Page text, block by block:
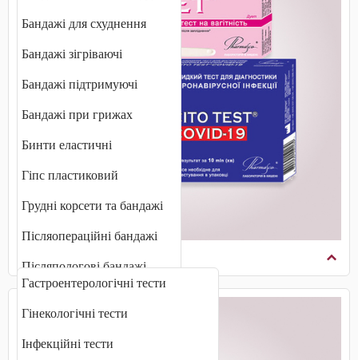
Бандажі для схуднення
Бандажі зігріваючі
Бандажі підтримуючі
Бандажі при грижах
Бинти еластичні
Гіпс пластиковий
Грудні корсети та бандажі
Післяопераційні бандажі
Післяпологові бандажі
Гастроентерологічні тести
Гінекологічні тести
Інфекційні тести